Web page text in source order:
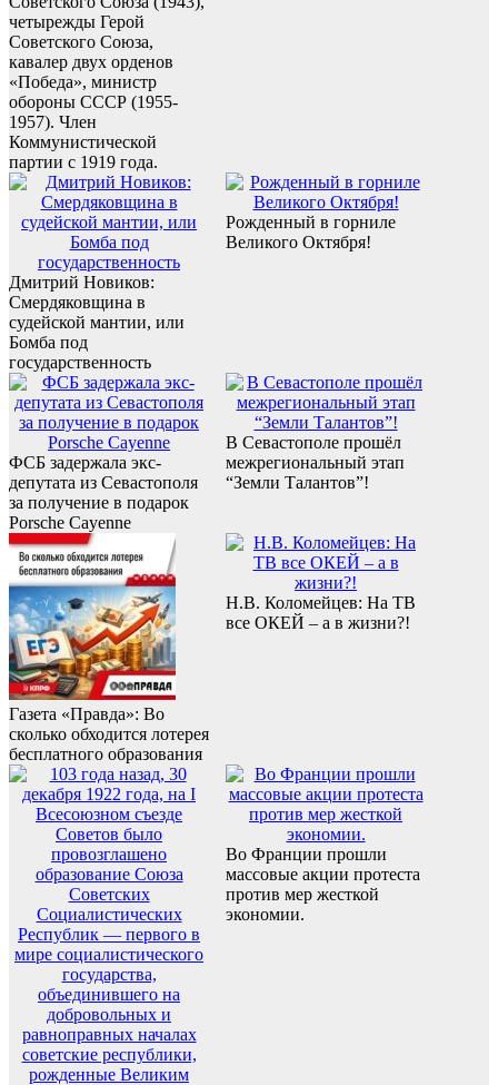
четырежды Герой
Советского Союза,
кавалер двух орденов
«Победа», министр
обороны СССР (1955-
1957). Член
Коммунистической
партии с 1919 года.
Дмитрий Новиков:
Смердяковщина в
судейской мантии, или
Бомба под
государственность
Рожденный в горниле
Великого Октября!
ФСБ задержала экс-
депутата из Севастополя
за получение в подарок
Porsche Cayenne
В Севастополе прошёл
межрегиональный этап
“Земли Талантов”!
Газета «Правда»: Во
сколько обходится лотерея
бесплатного образования
Н.В. Коломейцев: На ТВ
все ОКЕЙ – а в жизни?!
Во Франции прошли
массовые акции протеста
против мер жесткой
экономии.